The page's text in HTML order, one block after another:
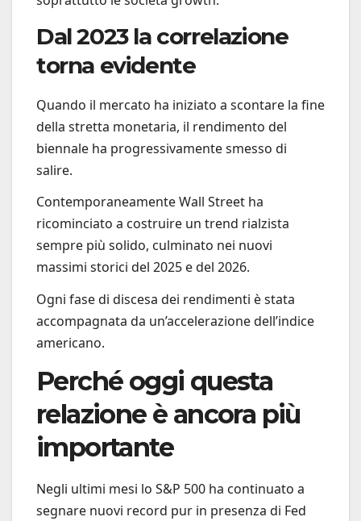
Dal 2023 la correlazione
torna evidente
Quando il mercato ha iniziato a scontare la fine
della stretta monetaria, il rendimento del
biennale ha progressivamente smesso di
salire.
Contemporaneamente Wall Street ha
ricominciato a costruire un trend rialzista
sempre più solido, culminato nei nuovi
massimi storici del 2025 e del 2026.
Ogni fase di discesa dei rendimenti è stata
accompagnata da un’accelerazione dell’indice
americano.
Perché oggi questa
relazione è ancora più
importante
Negli ultimi mesi lo S&P 500 ha continuato a
segnare nuovi record pur in presenza di Fed